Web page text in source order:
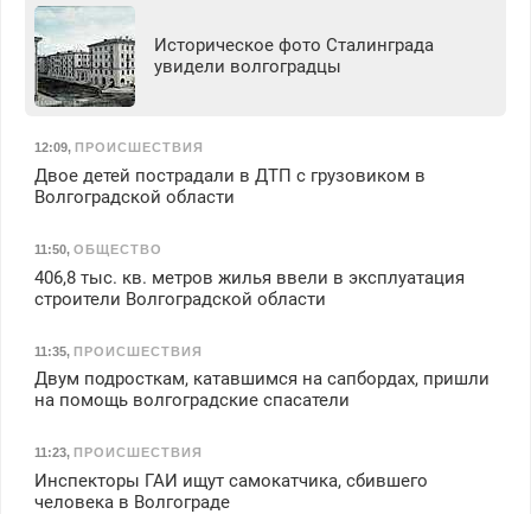
Историческое фото Сталинграда
увидели волгоградцы
12:09, ПРОИСШЕСТВИЯ
Двое детей пострадали в ДТП с грузовиком в
Волгоградской области
11:50, ОБЩЕСТВО
406,8 тыс. кв. метров жилья ввели в эксплуатация
строители Волгоградской области
11:35, ПРОИСШЕСТВИЯ
Двум подросткам, катавшимся на сапбордах, пришли
на помощь волгоградские спасатели
11:23, ПРОИСШЕСТВИЯ
Инспекторы ГАИ ищут самокатчика, сбившего
человека в Волгограде